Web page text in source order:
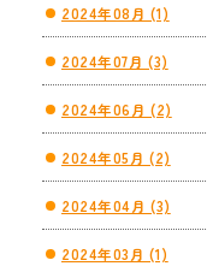
2024年08月 (1)
2024年07月 (3)
2024年06月 (2)
2024年05月 (2)
2024年04月 (3)
2024年03月 (1)